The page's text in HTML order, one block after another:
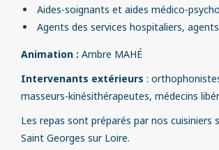
Aides-soignants et aides médico-
Agents des services hospitaliers,
Animation : Ambre MAHÉ
Intervenants extérieurs :
masseurs-kinésithérapeutes, médecins
Les repas sont préparés par nos cuisiniers
Saint Georges sur Loire.